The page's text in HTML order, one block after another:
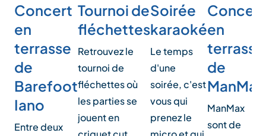
Concert
en
terrasse
de
Barefoot
Iano
Entre deux
Tournoi de
fléchettes
Retrouvez le
tournoi de
fléchettes où
les parties se
jouent en
Soirée
karaoké
Le temps
d'une
soirée, c'est
vous qui
prenez le
Concert
en
terrasse
de
ManMax
ManMax
sont de